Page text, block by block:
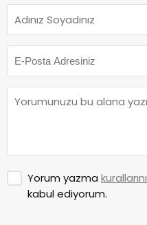
Yorum yazma kurallarını
kabul ediyorum.